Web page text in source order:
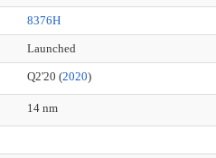
8376H
Launched
Q2'20 (2020)
14 nm